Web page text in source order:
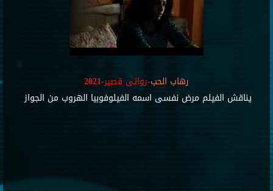
رهاب الحب-روائى قصير-2021
يناقش الفيلم مرض نفسى اسمه الفيلوفوبيا الهروب من الجواز